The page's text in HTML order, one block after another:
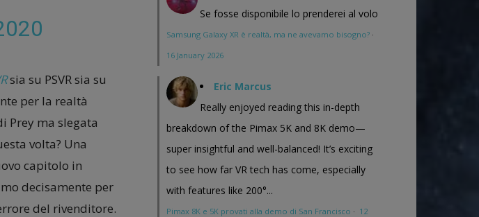
sia su PSVR sia su
per la realtà
Prey ma slegata
volta? Una
capitolo in
decisamente per
del rivenditore.
Se fosse disponibile lo prenderei al volo
Samsung Galaxy XR è realtà, ma ne avevamo bisogno? ·
16 January 2026
Eric Marcus
Really enjoyed reading this in-depth
breakdown of the Pimax 5K and 8K demo—
super insightful and well-balanced! It’s exciting
to see how far VR tech has come, especially
with features like 200°...
Pimax 8K e 5K provati alla demo di San Francisco · 12